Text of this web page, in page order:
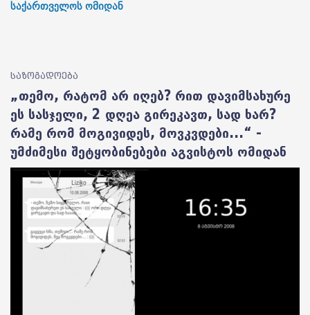
საქართველოს ომიდან
საზოგადოება
„თემო, რატომ არ იღებ? რით დავიმსახურე
ეს სასჯელი, 2 დღეა გირეკავთ, სად ხარ?
რამე რომ მოგივიდეს, მოვკვდები...“ -
უმძიმესი შეტყობინებები აგვისტოს ომიდან